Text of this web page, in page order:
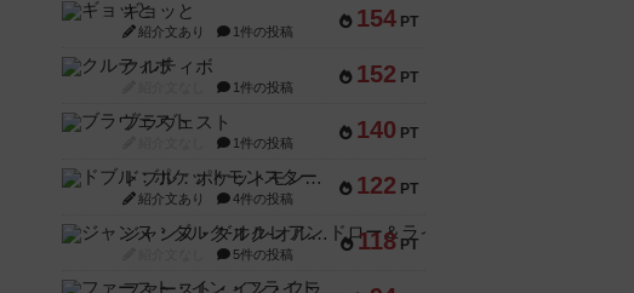
154 PT
ギョッと
紹介文あり 1件の投稿
152 PT
クルティボ
1件の投稿
140 PT
ブラヴェスト
1件の投稿
122 PT
ドブル：ポケットモンスター
紹介文あり 4件の投稿
118 PT
ジャンヌ・ダルク-オルレアン ドロー＆ライト
5件の投稿